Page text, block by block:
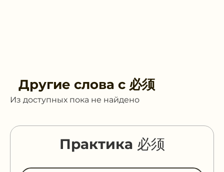
Другие слова с 必须
Из доступных пока не найдено
Практика 必须